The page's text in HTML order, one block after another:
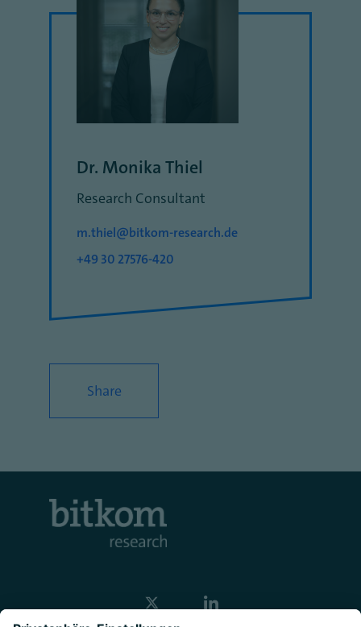
Dr. Monika Thiel
Research Consultant
m.thiel@bitkom-research.de
+49 30 27576-420
Share